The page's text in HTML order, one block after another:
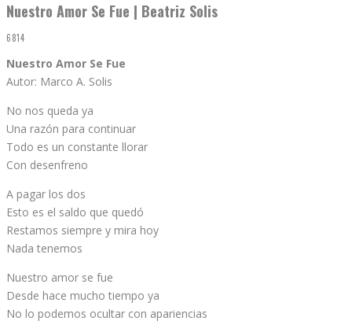
Nuestro Amor Se Fue | Beatriz Solis
6814
Nuestro Amor Se Fue
Autor: Marco A. Solis
No nos queda ya
Una razón para continuar
Todo es un constante llorar
Con desenfreno
A pagar los dos
Esto es el saldo que quedó
Restamos siempre y mira hoy
Nada tenemos
Nuestro amor se fue
Desde hace mucho tiempo ya
No lo podemos ocultar con apariencias